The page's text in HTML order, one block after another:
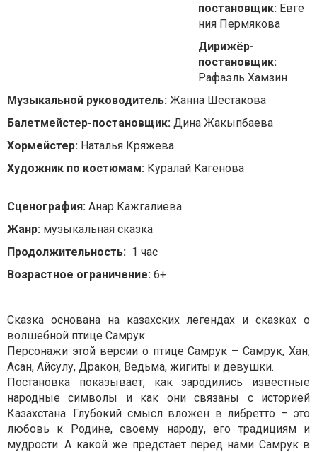
постановщик: Евге
ния Пермякова
Дирижёр-
постановщик:
Рафаэль Хамзин
Музыкальной руководитель: Жанна Шестакова
Балетмейстер-постановщик: Дина Жакыпбаева
Хормейстер: Наталья Кряжева
Художник по костюмам: Куралай Кагенова
Сценография: Анар Кажгалиева
Жанр: музыкальная сказка
Продолжительность: 1 час
Возрастное ограничение: 6+
Сказка основана на казахских легендах и сказках о
волшебной птице Самрук.
Персонажи этой версии о птице Самрук – Самрук, Хан,
Асан, Айсулу, Дракон, Ведьма, жигиты и девушки.
Постановка показывает, как зародились известные
народные символы и как они связаны с историей
Казахстана. Глубокий смысл вложен в либретто – это
любовь к Родине, своему народу, его традициям и
мудрости. А какой же предстает перед нами Самрук в